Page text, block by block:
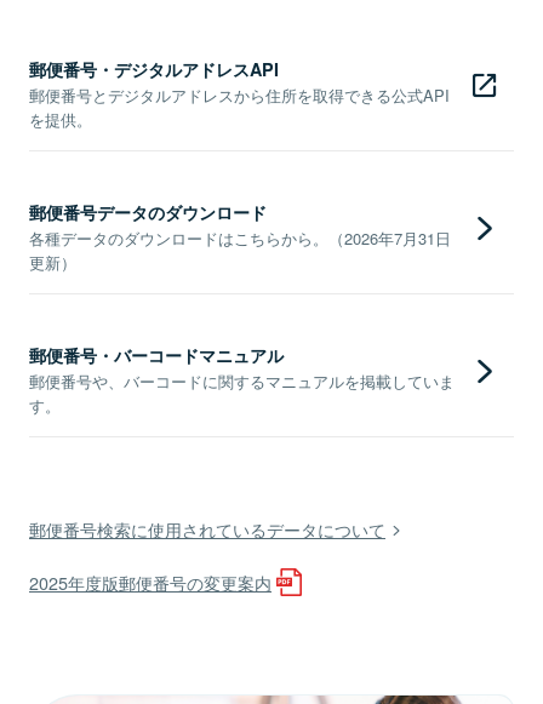
郵便番号・デジタルアドレスAPI
郵便番号とデジタルアドレスから住所を取得できる公式API
を提供。
郵便番号データのダウンロード
各種データのダウンロードはこちらから。（2026年7月31日
更新）
郵便番号・バーコードマニュアル
郵便番号や、バーコードに関するマニュアルを掲載していま
す。
郵便番号検索に使用されているデータについて
2025年度版郵便番号の変更案内